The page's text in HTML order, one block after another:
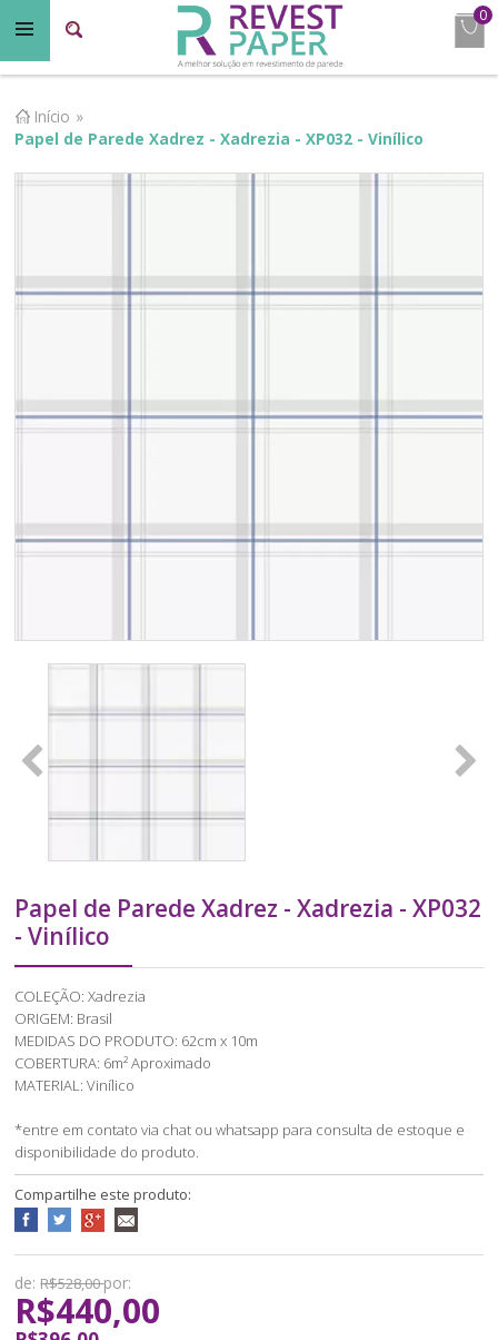
0
Início »
Papel de Parede Xadrez - Xadrezia - XP032 - Vinílico
Papel de Parede Xadrez - Xadrezia - XP032
- Vinílico
COLEÇÃO: Xadrezia
ORIGEM: Brasil
MEDIDAS DO PRODUTO: 62cm x 10m
COBERTURA: 6m² Aproximado
MATERIAL: Vinílico
*entre em contato via chat ou whatsapp para consulta de estoque e
disponibilidade do produto.
Compartilhe este produto:
de: R$528,00por:
R$440,00